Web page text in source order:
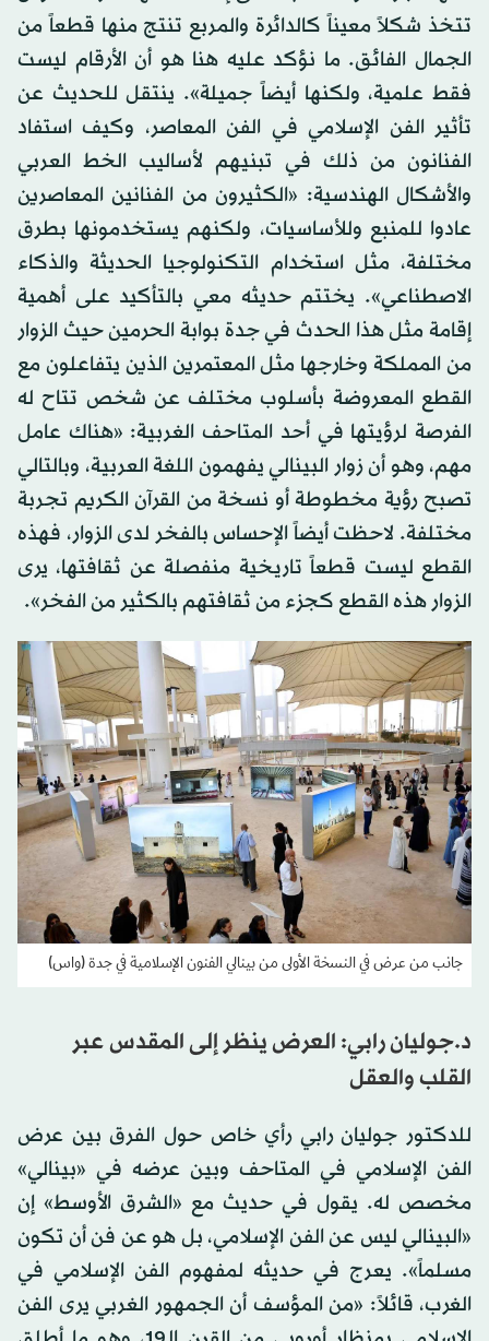
تتخذ شكلاً معيناً كالدائرة والمربع تنتج منها قطعاً من
الجمال الفائق. ما نؤكد عليه هنا هو أن الأرقام ليست
فقط علمية، ولكنها أيضاً جميلة». ينتقل للحديث عن
تأثير الفن الإسلامي في الفن المعاصر، وكيف استفاد
الفنانون من ذلك في تبنيهم لأساليب الخط العربي
والأشكال الهندسية: «الكثيرون من الفنانين المعاصرين
عادوا للمنبع وللأساسيات، ولكنهم يستخدمونها بطرق
مختلفة، مثل استخدام التكنولوجيا الحديثة والذكاء
الاصطناعي». يختتم حديثه معي بالتأكيد على أهمية
إقامة مثل هذا الحدث في جدة بوابة الحرمين حيث الزوار
من المملكة وخارجها مثل المعتمرين الذين يتفاعلون مع
القطع المعروضة بأسلوب مختلف عن شخص تتاح له
الفرصة لرؤيتها في أحد المتاحف الغربية: «هناك عامل
مهم، وهو أن زوار البينالي يفهمون اللغة العربية، وبالتالي
تصبح رؤية مخطوطة أو نسخة من القرآن الكريم تجربة
مختلفة. لاحظت أيضاً الإحساس بالفخر لدى الزوار، فهذه
القطع ليست قطعاً تاريخية منفصلة عن ثقافتها، يرى
الزوار هذه القطع كجزء من ثقافتهم بالكثير من الفخر».
جانب من عرض في النسخة الأولى من بينالي الفنون الإسلامية في جدة (واس)
د.جوليان رابي: العرض ينظر إلى المقدس عبر
القلب والعقل
للدكتور جوليان رابي رأي خاص حول الفرق بين عرض
الفن الإسلامي في المتاحف وبين عرضه في «بينالي»
مخصص له. يقول في حديث مع «الشرق الأوسط» إن
«البينالي ليس عن الفن الإسلامي، بل هو عن فن أن تكون
مسلماً». يعرج في حديثه لمفهوم الفن الإسلامي في
الغرب، قائلاً: «من المؤسف أن الجمهور الغربي يرى الفن